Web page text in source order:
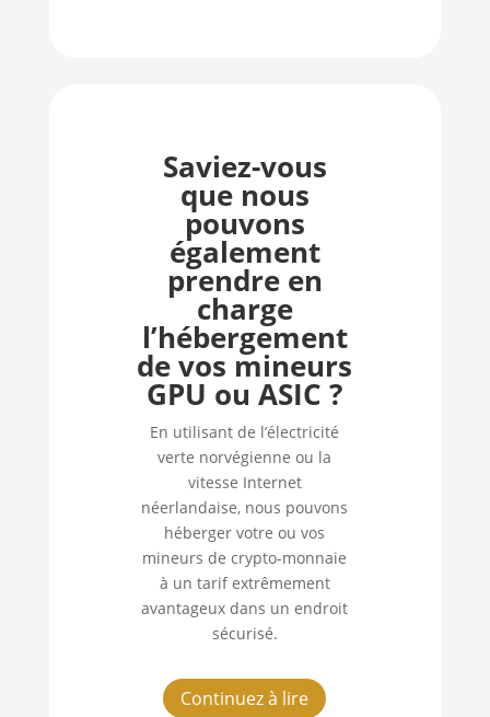
Saviez-vous
que nous
pouvons
également
prendre en
charge
l’hébergement
de vos mineurs
GPU ou ASIC ?
En utilisant de l’électricité
verte norvégienne ou la
vitesse Internet
néerlandaise, nous pouvons
héberger votre ou vos
mineurs de crypto-monnaie
à un tarif extrêmement
avantageux dans un endroit
sécurisé.
Continuez à lire